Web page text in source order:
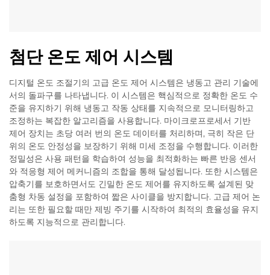
첨단 온도 제어 시스템
디지털 온도 조절기의 고급 온도 제어 시스템은 냉동고 관리 기술에
서의 돌파구를 나타냅니다. 이 시스템은 핵심적으로 정확한 온도 수
준을 유지하기 위해 냉동고 작동 상태를 지속적으로 모니터링하고
조정하는 복잡한 알고리즘을 사용합니다. 마이크로프로세서 기반
제어 장치는 초당 여러 번의 온도 데이터를 처리하며, 극히 작은 단
위의 온도 안정성을 보장하기 위해 미세 조정을 수행합니다. 이러한
정밀성은 사용 패턴을 학습하여 성능을 최적화하는 빠른 반응 센서
와 적응형 제어 메커니즘의 조합을 통해 달성됩니다. 또한 시스템은
압축기를 보호하면서도 긴밀한 온도 제어를 유지하도록 설계된 맞
춤형 차동 설정을 포함하여 짧은 사이클을 방지합니다. 고급 제어 논
리는 또한 필요할 때만 제빙 주기를 시작하여 최적의 효율성을 유지
하도록 지능적으로 관리합니다.